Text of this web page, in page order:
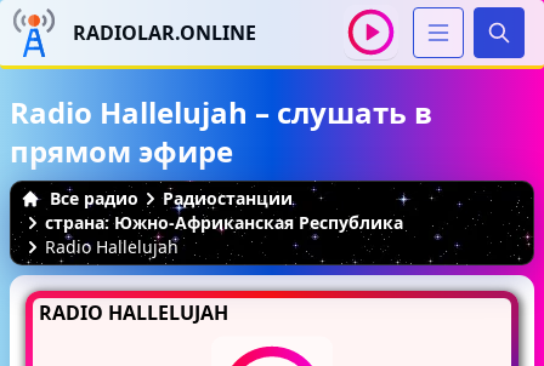
RADIOLAR.ONLINE
Radio Hallelujah – слушать в
прямом эфире
Все радио
Радиостанции
страна: Южно-Африканская Республика
Radio Hallelujah
RADIO HALLELUJAH